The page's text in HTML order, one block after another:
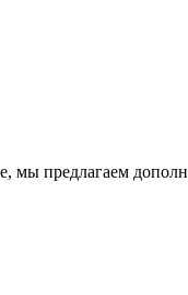
мы предлагаем